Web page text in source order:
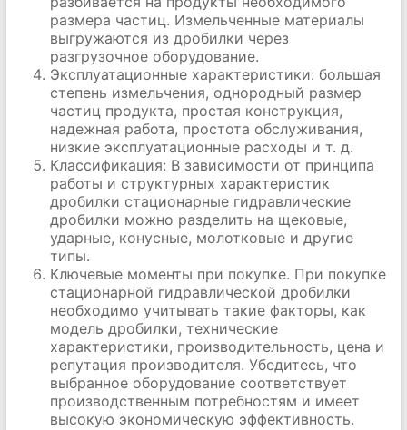
размера частиц. Измельченные материалы
выгружаются из дробилки через
разгрузочное оборудование.
Эксплуатационные характеристики: большая
степень измельчения, однородный размер
частиц продукта, простая конструкция,
надежная работа, простота обслуживания,
низкие эксплуатационные расходы и т. д.
Классификация: В зависимости от принципа
работы и структурных характеристик
дробилки стационарные гидравлические
дробилки можно разделить на щековые,
ударные, конусные, молотковые и другие
типы.
Ключевые моменты при покупке. При покупке
стационарной гидравлической дробилки
необходимо учитывать такие факторы, как
модель дробилки, технические
характеристики, производительность, цена и
репутация производителя. Убедитесь, что
выбранное оборудование соответствует
производственным потребностям и имеет
высокую экономическую эффективность.